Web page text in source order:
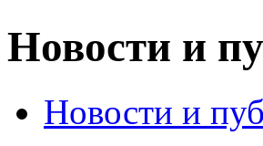
Новости и
Новости и